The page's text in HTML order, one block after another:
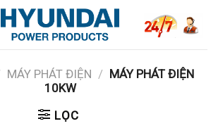
MÁY PHÁT ĐIỆN /
MÁY PHÁT ĐIỆN
10KW
LỌC